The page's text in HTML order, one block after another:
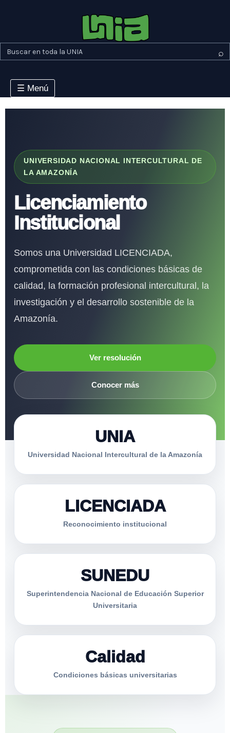
⌕
☰ Menú
UNIVERSIDAD NACIONAL INTERCULTURAL DE
LA AMAZONÍA
Licenciamiento
Institucional
Somos una Universidad LICENCIADA,
comprometida con las condiciones básicas de
calidad, la formación profesional intercultural, la
investigación y el desarrollo sostenible de la
Amazonía.
Ver resolución
Conocer más
UNIA
Universidad Nacional Intercultural de la Amazonía
LICENCIADA
Reconocimiento institucional
SUNEDU
Superintendencia Nacional de Educación Superior
Universitaria
Calidad
Condiciones básicas universitarias